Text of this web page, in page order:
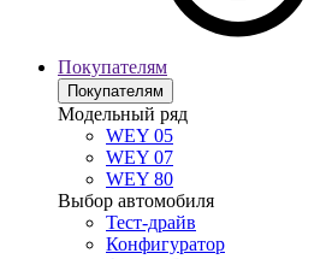
Покупателям
Покупателям
Модельный ряд
WEY 05
WEY 07
WEY 80
Выбор автомобиля
Тест-драйв
Конфигуратор